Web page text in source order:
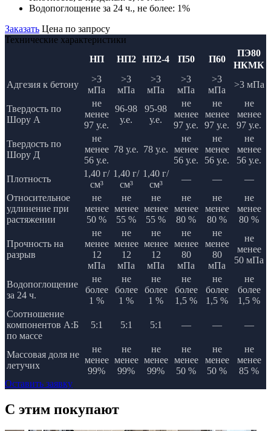
Водопоглощение за 24 ч., не более: 1%
Заказать Цена по запросу
Технические характеристики
НП
НП2 НП2-4 П50 П60
ПЭ80
НКМК
Адгезия к бетону
>3
мПа
>3
мПа
>3
мПа
>3
мПа
>3
мПа
>3 мПа
Твердость по
Шору А
не
менее
97 у.е.
96-98
у.е.
95-98
у.е.
не
менее
97 у.е.
не
менее
97 у.е.
не
менее
97 у.е.
Твердость по
Шору Д
не
менее
56 у.е.
78 у.е. 78 у.е.
не
менее
56 у.е.
не
менее
56 у.е.
не
менее
56 у.е.
Плотность
1,40 г/
см³
1,40 г/
см³
1,40 г/
см³
— —
—
Относительное
удлинение при
растяжении
не
менее
50 %
не
менее
55 %
не
менее
55 %
не
менее
80 %
не
менее
80 %
не
менее
80 %
Прочность на
разрыв
не
менее
12
мПа
не
менее
12
мПа
не
менее
12
мПа
не
менее
80
мПа
не
менее
80
мПа
не
менее
50 мПа
Водопоглощение
за 24 ч.
не
более
1 %
не
более
1 %
не
более
1 %
не
более
1,5 %
не
более
1,5 %
не
более
1,5 %
Соотношение
компонентов А:Б
по массе
5:1 5:1 5:1 — — —
Массовая доля не
летучих
не
менее
99%
не
менее
99%
не
менее
99%
не
менее
50 %
не
менее
50 %
не
менее
85 %
Оставить заявку
C этим покупают